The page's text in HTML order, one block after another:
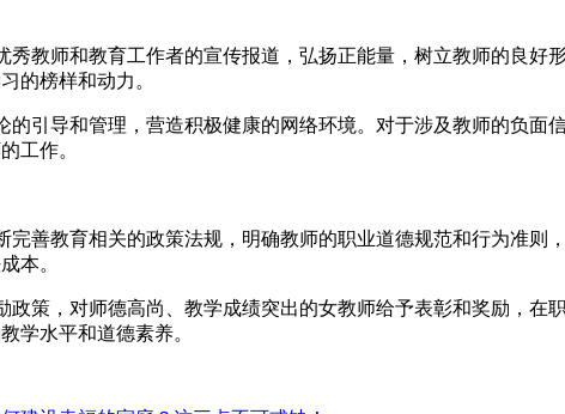
秀教师和教育工作者的宣传报道，弘扬正能量，树立教师的良
的榜样和动力。
的引导和管理，营造积极健康的网络环境。对于涉及教师的负
工作。
完善教育相关的政策法规，明确教师的职业道德规范和行为准
本。
政策，对师德高尚、教学成绩突出的女教师给予表彰和奖励，
学水平和道德素养。